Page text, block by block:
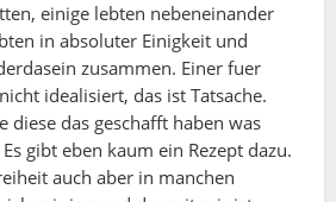
einige lebten nebeneinander
in absoluter Einigkeit und
zusammen. Einer fuer
idealisiert, das ist Tatsache.
diese das geschafft haben was
gibt eben kaum ein Rezept dazu.
auch aber in manchen